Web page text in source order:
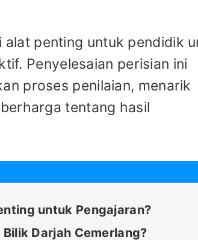
alat penting untuk pendidik
Penyelesaian perisian ini
proses penilaian, menarik
tentang hasil
untuk Pengajaran?
Darjah Cemerlang?